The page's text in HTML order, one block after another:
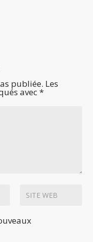
publiée. Les
avec*